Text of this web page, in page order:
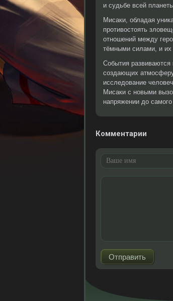
и судьбе всей
Мисаки, обладая
противостоять
отношений между
тёмными силами, и их
События
создающих
исследование
Мисаки с новыми
напряжении до самого
Комментарии